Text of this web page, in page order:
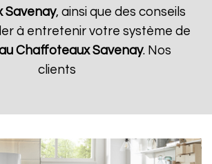
Savenay, ainsi que des conseils
à entretenir votre système de
Chaffoteaux Savenay. Nos
clients